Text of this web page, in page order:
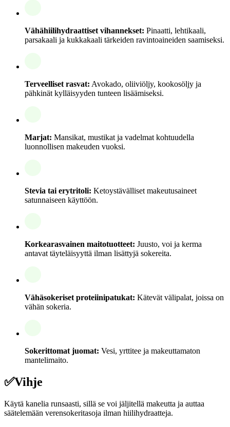
Vähähiilihydraattiset vihannekset: Pinaatti, lehtikaali,
parsakaali ja kukkakaali tärkeiden ravintoaineiden saamiseksi.
Terveelliset rasvat: Avokado, oliiviöljy, kookosöljy ja
pähkinät kylläisyyden tunteen lisäämiseksi.
Marjat: Mansikat, mustikat ja vadelmat kohtuudella
luonnollisen makeuden vuoksi.
Stevia tai erytritoli: Ketoystävälliset makeutusaineet
satunnaiseen käyttöön.
Korkearasvainen maitotuotteet: Juusto, voi ja kerma
antavat täyteläisyyttä ilman lisättyjä sokereita.
Vähäsokeriset proteiinipatukat: Kätevät välipalat, joissa on
vähän sokeria.
Sokerittomat juomat: Vesi, yrttitee ja makeuttamaton
mantelimaito.
✅Vihje
Käytä kanelia runsaasti, sillä se voi jäljitellä makeutta ja auttaa
säätelemään verensokeritasoja ilman hiilihydraatteja.